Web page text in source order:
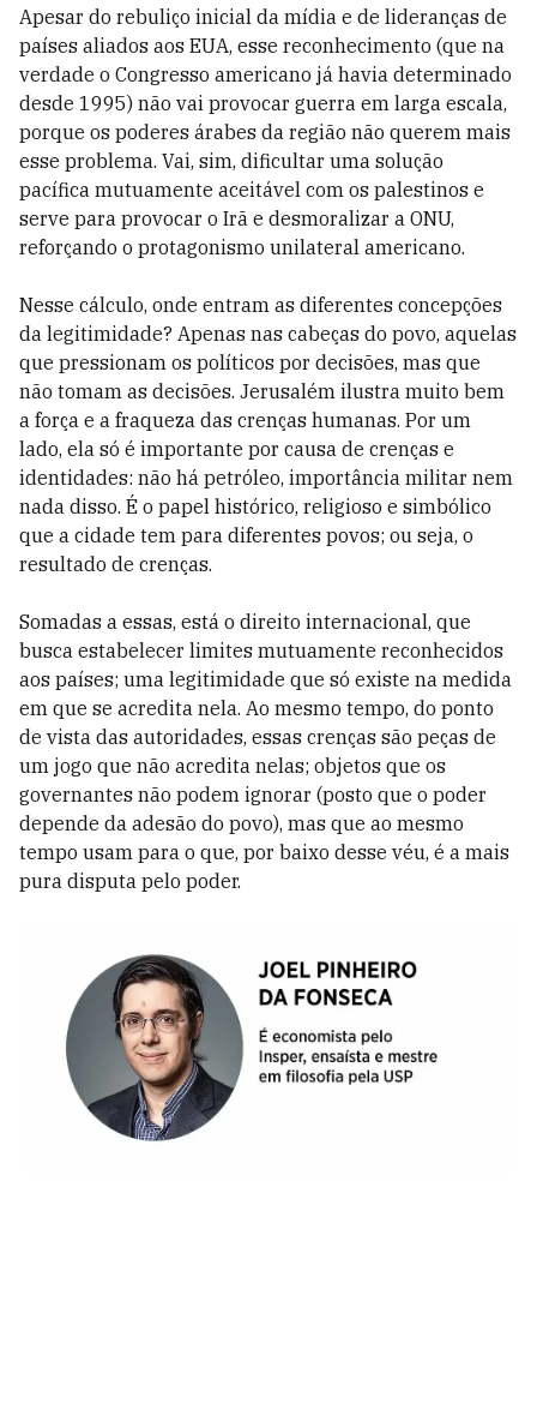
Apesar do rebuliço inicial da mídia e de lideranças de
países aliados aos EUA, esse reconhecimento (que na
verdade o Congresso americano já havia determinado
desde 1995) não vai provocar guerra em larga escala,
porque os poderes árabes da região não querem mais
esse problema. Vai, sim, dificultar uma solução
pacífica mutuamente aceitável com os palestinos e
serve para provocar o Irã e desmoralizar a ONU,
reforçando o protagonismo unilateral americano.
Nesse cálculo, onde entram as diferentes concepções
da legitimidade? Apenas nas cabeças do povo, aquelas
que pressionam os políticos por decisões, mas que
não tomam as decisões. Jerusalém ilustra muito bem
a força e a fraqueza das crenças humanas. Por um
lado, ela só é importante por causa de crenças e
identidades: não há petróleo, importância militar nem
nada disso. É o papel histórico, religioso e simbólico
que a cidade tem para diferentes povos; ou seja, o
resultado de crenças.
Somadas a essas, está o direito internacional, que
busca estabelecer limites mutuamente reconhecidos
aos países; uma legitimidade que só existe na medida
em que se acredita nela. Ao mesmo tempo, do ponto
de vista das autoridades, essas crenças são peças de
um jogo que não acredita nelas; objetos que os
governantes não podem ignorar (posto que o poder
depende da adesão do povo), mas que ao mesmo
tempo usam para o que, por baixo desse véu, é a mais
pura disputa pelo poder.